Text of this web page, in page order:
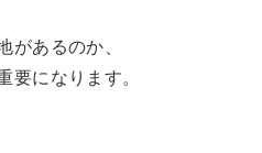
あるのか、
になります。